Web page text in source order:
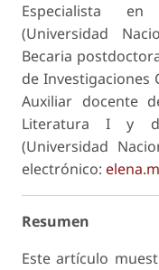
Especialista
(Universidad
Becaria
de Investigaciones
Auxiliar docente
Literatura I y
(Universidad
electrónico:
Resumen
Este artículo